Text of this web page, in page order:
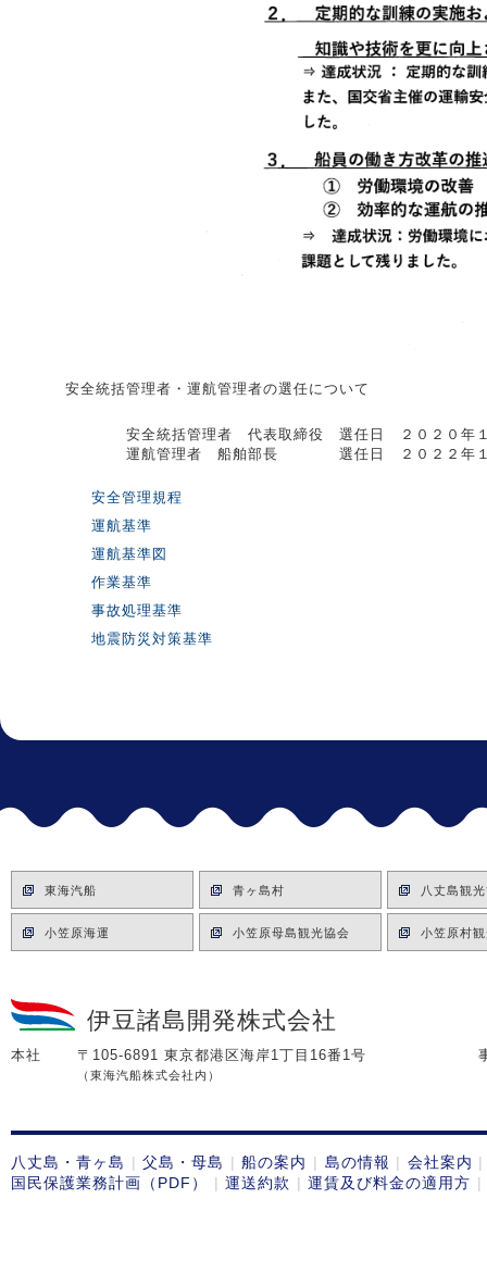
安全統括管理者・運航管理者の選任について
安全統括管理者 代表取締役 選任日 ２０２０年１
運航管理者 船舶部長 選任日 ２０２２年１
安全管理規程
運航基準
運航基準図
作業基準
事故処理基準
地震防災対策基準
東海汽船 青ヶ島村 八丈島観
小笠原海運 小笠原母島観光協会 小笠原村
伊豆諸島開発株式会社
本社 〒105-6891 東京都港区海岸1丁目16番1号
（東海汽船株式会社内）
八丈島・青ヶ島 父島・母島 船の案内 島の情報
会社案内
国民保護業務計画（PDF）
運送約款 運賃及び料金の適用方